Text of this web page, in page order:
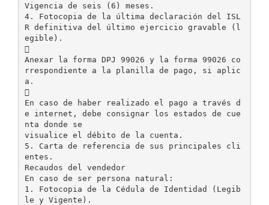
Vigencia de seis (6) meses.
4. Fotocopia de la última declaración del ISL
R definitiva del último ejercicio gravable (l
egible).

Anexar la forma DPJ 99026 y la forma 99026 co
rrespondiente a la planilla de pago, si aplic
a.

En caso de haber realizado el pago a través d
e internet, debe consignar los estados de cue
nta donde se
visualice el débito de la cuenta.
5. Carta de referencia de sus principales cli
entes.
Recaudos del vendedor
En caso de ser persona natural:
1. Fotocopia de la Cédula de Identidad (Legib
le y Vigente).